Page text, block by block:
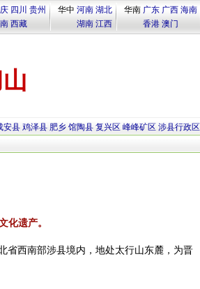
四川 贵州
西藏
华中 河南 湖北
湖南 江西
华南 广东 广西 海南
香港 澳门
安县 鸡泽县 肥乡 馆陶县 复兴区 峰峰矿区 涉县行政区
化遗产。
省西南部涉县境内，地处太行山东麓，为晋